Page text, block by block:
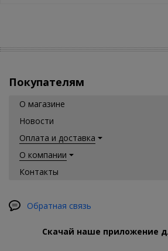
Покупателям
О магазине
Новости
Оплата и доставка
О компании
Контакты
Обратная связь
Скачай наше приложение